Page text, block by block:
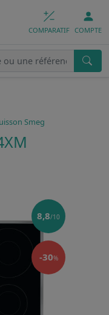
COMPARATIF COMPTE
Smeg
8,8/10
-30%